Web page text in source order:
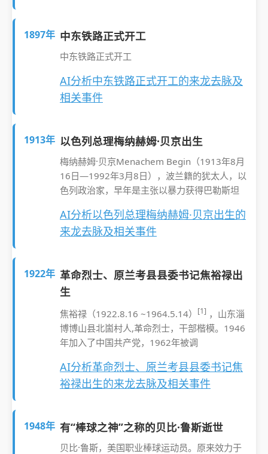
1897年 中东铁路正式开工
中东铁路正式开工
AI分析中东铁路正式开工的来龙去脉及
相关事件
1913年 以色列总理梅纳赫姆·贝京出生
梅纳赫姆·贝京Menachem Begin（1913年8月
16日—1992年3月8日），波兰籍的犹太人，以
色列政治家，早年是主张以暴力获得巴勒斯坦
AI分析以色列总理梅纳赫姆·贝京出生的
来龙去脉及相关事件
1922年 革命烈士、原兰考县县委书记焦裕禄出
生
焦裕禄（1922.8.16 ~1964.5.14） [1] ，山东淄
博博山县北崮村人,革命烈士，干部楷模。1946
年加入了中国共产党，1962年被调
AI分析革命烈士、原兰考县县委书记焦
裕禄出生的来龙去脉及相关事件
1948年 有“棒球之神”之称的贝比·鲁斯逝世
贝比·鲁斯，美国职业棒球运动员。原来效力于